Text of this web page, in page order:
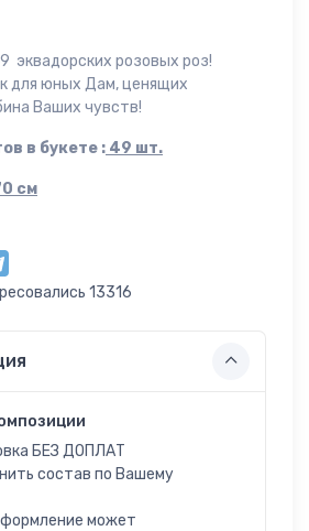
эквадорских розовых роз!
для юных Дам, ценящих
Ваших чувств!
в букете : 49 шт.
см
13316
БЕЗ ДОПЛАТ
состав по Вашему
может